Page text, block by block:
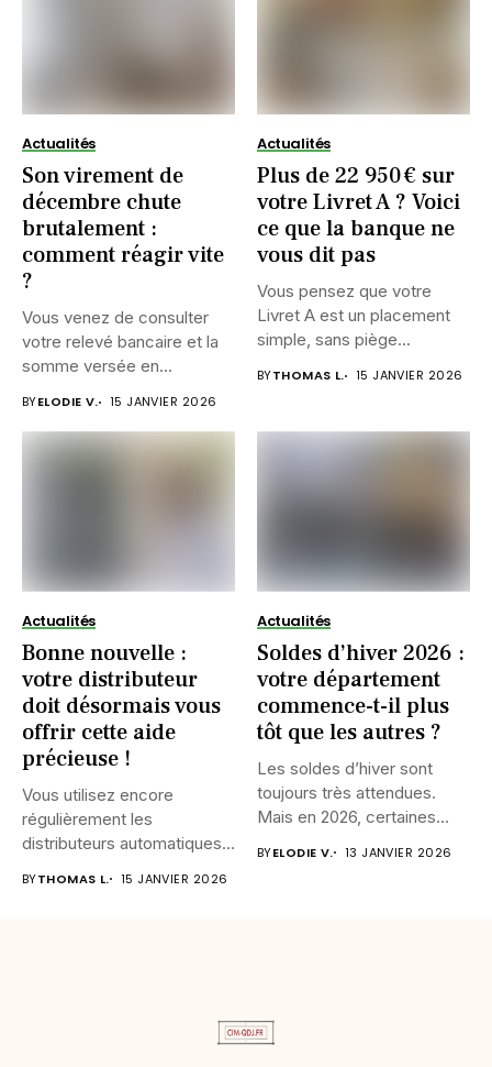
Actualités
Son virement de
décembre chute
brutalement :
comment réagir vite
?
Vous venez de consulter
votre relevé bancaire et la
somme versée en...
BYELODIE V. 15 JANVIER 2026
Actualités
Plus de 22 950 € sur
votre Livret A ? Voici
ce que la banque ne
vous dit pas
Vous pensez que votre
Livret A est un placement
simple, sans piège...
BYTHOMAS L. 15 JANVIER 2026
Actualités
Bonne nouvelle :
votre distributeur
doit désormais vous
offrir cette aide
précieuse !
Vous utilisez encore
régulièrement les
distributeurs automatiques
BYTHOMAS L. 15 JANVIER 2026
Actualités
Soldes d’hiver 2026 :
votre département
commence-t-il plus
tôt que les autres ?
Les soldes d’hiver sont
toujours très attendues.
Mais en 2026, certaines
BYELODIE V. 13 JANVIER 2026